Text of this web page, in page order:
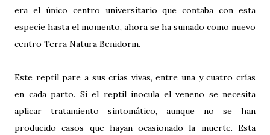
era el único centro universitario que contaba con esta
especie hasta el momento, ahora se ha sumado como nuevo
centro Terra Natura Benidorm.
Este reptil pare a sus crías vivas, entre una y cuatro crías
en cada parto. Si el reptil inocula el veneno se necesita
aplicar tratamiento sintomático, aunque no se han
producido casos que hayan ocasionado la muerte. Esta